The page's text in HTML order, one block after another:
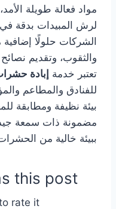
مواد فعالة طويلة
لرش المبيدات بدقة في
الشركات حلولًا
والثقوب، وتقديم
تعتبر خدمة إبادة
للفنادق والمطاعم
بيئة نظيفة ومطابقة
مضمونة ذات سمعة
ببيئة خالية من
this post?
rate it!